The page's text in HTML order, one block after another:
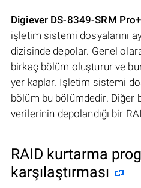
Digiever DS-8349-SRM Pro+
işletim sistemi dosyalarını
dizisinde depolar. Genel
birkaç bölüm oluşturur ve
yer kaplar. İşletim sistemi
bölüm bu bölümdedir. Diğer
verilerinin depolandığı bir
RAID kurtarma
karşılaştırması